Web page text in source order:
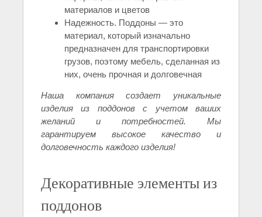
материалов и цветов
Надежность. Поддоны — это
материал, который изначально
предназначен для транспортировки
грузов, поэтому мебель, сделанная из
них, очень прочная и долговечная
Наша компания создает уникальные
изделия из поддонов с учетом ваших
желаний и потребностей. Мы
гарантируем высокое качество и
долговечность каждого изделия!
Декоративные элементы из
поддонов